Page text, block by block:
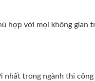
hợp với mọi không gian
nhất trong ngành thi